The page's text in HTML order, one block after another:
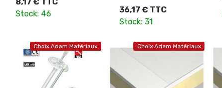
Stock: 46
36,17 € TTC
Stock: 31
Choix Adam Matériaux Choix Adam Matériaux